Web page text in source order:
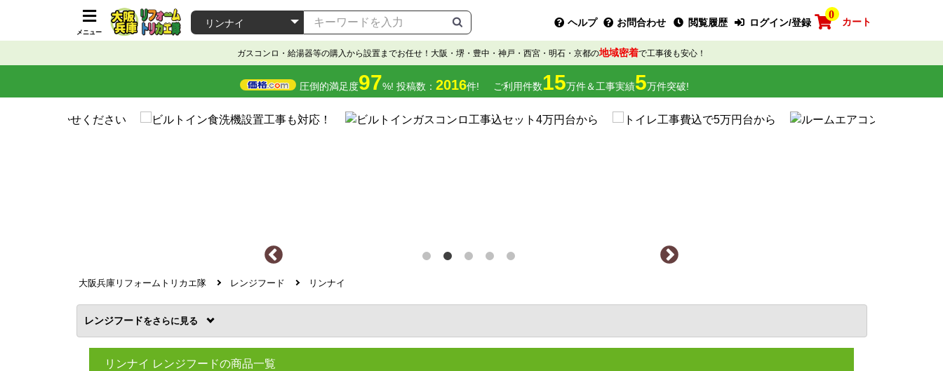
メニュー
ヘルプ お問合わせ 閲覧履歴 ログイン/登録
0
カート
ガスコンロ・給湯器等の購入から設置までお任せ！大阪・堺・豊中・神戸・西宮・明石・京都の地域密着で工事後も安心！
圧倒的満足度97%! 投稿数： 2016件! ご利用件数15万件＆工事実績5万件突破!
大阪兵庫リフォームトリカエ隊 レンジフード リンナイ
レンジフードを
リンナイ レンジフードの商品一覧